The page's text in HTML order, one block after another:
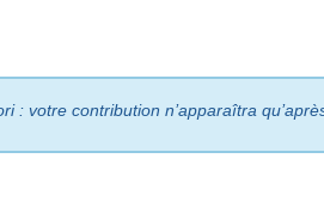
: votre contribution n’apparaîtra